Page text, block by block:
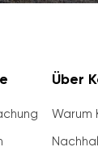
Über
Warum